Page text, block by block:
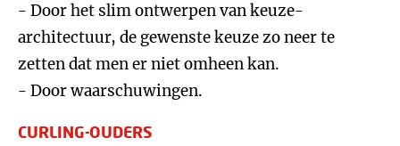
- Door het slim ontwerpen van keuze-
architectuur, de gewenste keuze zo neer te
zetten dat men er niet omheen kan.
- Door waarschuwingen.
CURLING-OUDERS